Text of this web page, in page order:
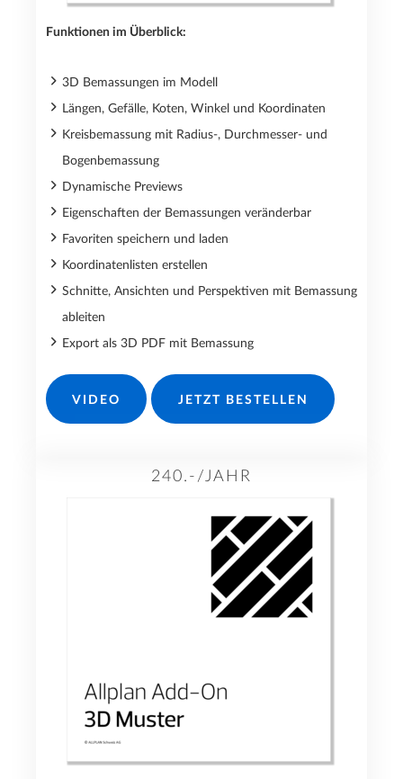
Funktionen im Überblick:
3D Bemassungen im Modell
Längen, Gefälle, Koten, Winkel und Koordinaten
Kreisbemassung mit Radius-, Durchmesser- und
Bogenbemassung
Dynamische Previews
Eigenschaften der Bemassungen veränderbar
Favoriten speichern und laden
Koordinatenlisten erstellen
Schnitte, Ansichten und Perspektiven mit Bemassung
ableiten
Export als 3D PDF mit Bemassung
VIDEO JETZT BESTELLEN
240.-/JAHR